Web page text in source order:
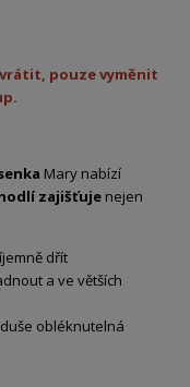
vrátit, pouze vyměnit
Mary nabízí
zajišťuje nejen
dřít
a ve větších
obléknutelná